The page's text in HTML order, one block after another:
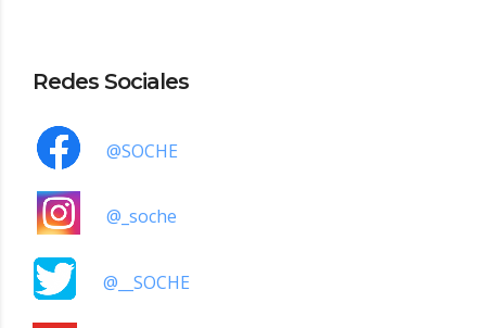
Redes Sociales
@SOCHE
@_soche
@__SOCHE